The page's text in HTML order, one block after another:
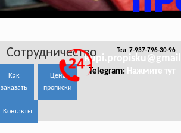
Сотрудничество
Как
заказать
Цена
прописки
Контакты
Тел. 7-937-796-30-96
Telegram: Нажмите тут